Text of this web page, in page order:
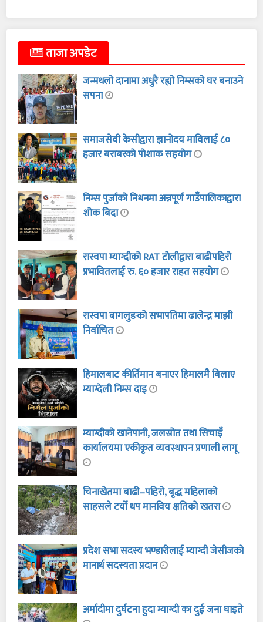
ताजा अपडेट
जन्मथलो दानामा अधुरै रह्यो निम्सको घर बनाउने
सपना
समाजसेवी केसीद्वारा ज्ञानोदय माविलाई ८०
हजार बराबरको पोशाक सहयोग
निम्स पुर्जाको निधनमा अन्नपूर्ण गाउँपालिकाद्वारा
शोक बिदा
रास्वपा म्याग्दीको RAT टोलीद्वारा बाढीपहिरो
प्रभावितलाई रु. ६० हजार राहत सहयोग
रास्वपा बागलुङको सभापतिमा ढालेन्द्र माझी
निर्वाचित
हिमालबाट कीर्तिमान बनाएर हिमालमै बिलाए
म्याग्देली निम्स दाइ
म्याग्दीको खानेपानी, जलस्रोत तथा सिचाइँ
कार्यालयमा एकीकृत व्यवस्थापन प्रणाली लागू
चिनाखेतमा बाढी–पहिरो, बृद्ध महिलाको
साहसले टर्यो थप मानविय क्षतिको खतरा
प्रदेश सभा सदस्य भण्डारीलाई म्याग्दी जेसीजको
मानार्थ सदस्यता प्रदान
अर्मादीमा दुर्घटना हुदा म्याग्दी का दुई जना घाइते